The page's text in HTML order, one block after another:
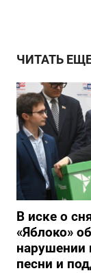
ЧИТАТЬ
В иске о
«Яблоко»
нарушении
песни и